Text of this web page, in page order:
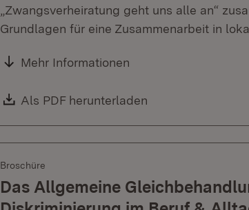
„Zwangsverheiratung geht uns alle an“
Grundlagen für eine Zusammenarbeit in
Mehr Informationen
Download:
Als PDF herunterladen
Broschüre
Das Allgemeine